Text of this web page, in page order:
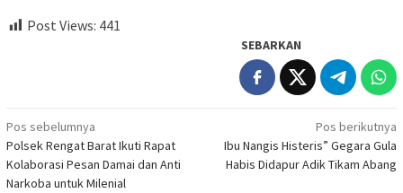
Post Views: 441
SEBARKAN
Navigasi
pos
Pos sebelumnya
Polsek Rengat Barat Ikuti Rapat
Kolaborasi Pesan Damai dan Anti
Narkoba untuk Milenial
Pos berikutnya
Ibu Nangis Histeris” Gegara Gula
Habis Didapur Adik Tikam Abang